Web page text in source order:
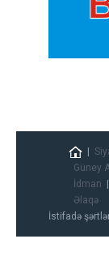
Güney
İdman
Əlaqə
İstifadə